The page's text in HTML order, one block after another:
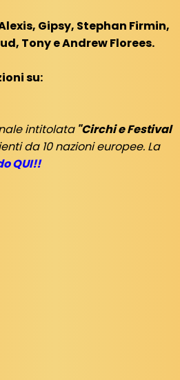
Gipsy, Stephan Firmin,
Tony e Andrew Florees.
su:
intitolata"Circhi e Festival
da 10 nazioni europee. La
QUI!!